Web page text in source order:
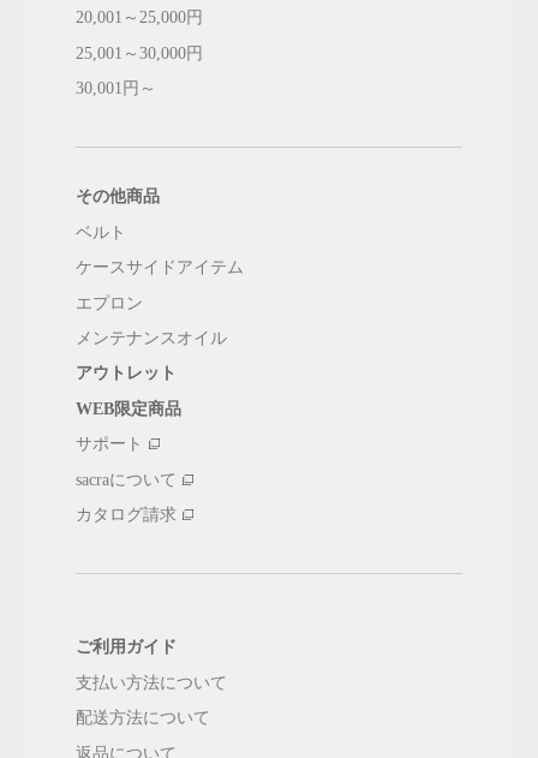
20,001～25,000円
25,001～30,000円
30,001円～
その他商品
ベルト
ケースサイドアイテム
エプロン
メンテナンスオイル
アウトレット
WEB限定商品
サポート
sacraについて
カタログ請求
ご利用ガイド
支払い方法について
配送方法について
返品について